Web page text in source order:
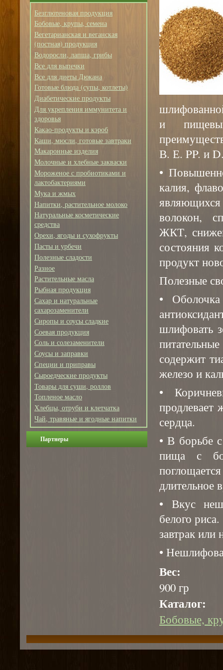
Безглютеновая продукция
Бобовые, крупы, семена
Вегетарианская и веганская
(постная) продукция
Водоросли, лапша, грибы
Все для выпечки
Все для диеты Дюкана
Готовые блюда (супы, котлеты)
Диабетические продукты
Для укрепления иммунитета и
здоровья
Какао-продукты и кэроб
Каши, мюсли, готовые завтраки
Макаронные изделия
Молочные и хлебные закваски
Мороженое с пробиотиками и
лактобактериями
Мука и жмых
Напитки, растительное молоко
Натуральные косметические
средства
Орехи, ягоды и сухофрукты
Пасты и урбечи
Полезные сладости
Разное
Растительные масла
Рыбная продукция
Сахар и натуральные
сахарозаменители
Сиропы и соусы сладкие
Соевая продукция
Соль и солезаменители
Соусы и заправки
Специи и приправы
Сыроедческие продукты
Товары для суши, роллов
Топленое масло
Хлебцы, отруби и клетчатка
Чай, травяные и ягодные напитки
Партнеры
и
В. Е. PP. и
•
калия,
волокон,
ЖКТ,
состояния
продукт
Полезные
•
шлифовать
содержит
железо и
•
продлевает
сердца.
• В борьбе
пища с
длительное
• Вкус
белого
завтрак
•
Вес:
900 гр
Каталог:
Бобовые,